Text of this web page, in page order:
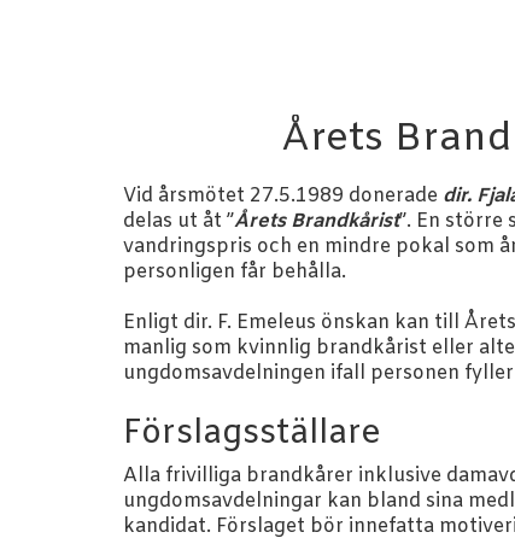
Årets
Vid årsmötet 27.5.1989 donerade dir.
delas ut åt ”Årets Brandkårist”. En
vandringspris och en mindre pokal som
personligen får behålla.
Enligt dir. F. Emeleus önskan kan till
manlig som kvinnlig brandkårist eller
ungdomsavdelningen ifall personen
Förslagsställare
Alla frivilliga brandkårer inklusive
ungdomsavdelningar kan bland sina
kandidat. Förslaget bör innefatta